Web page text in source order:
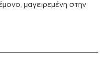
μαγειρεμένη στην